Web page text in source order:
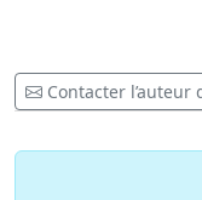
Contacter l’auteur